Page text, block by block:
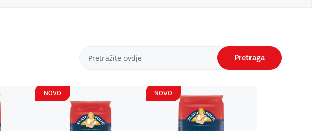
Pretraga
NOVO NOVO